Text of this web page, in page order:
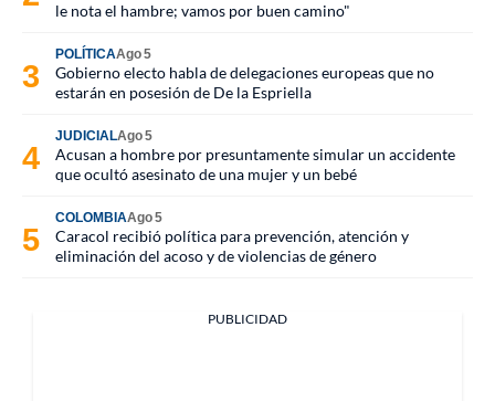
le nota el hambre; vamos por buen camino"
POLÍTICAAgo 5
Gobierno electo habla de delegaciones europeas que no
estarán en posesión de De la Espriella
JUDICIALAgo 5
Acusan a hombre por presuntamente simular un accidente
que ocultó asesinato de una mujer y un bebé
COLOMBIAAgo 5
Caracol recibió política para prevención, atención y
eliminación del acoso y de violencias de género
PUBLICIDAD